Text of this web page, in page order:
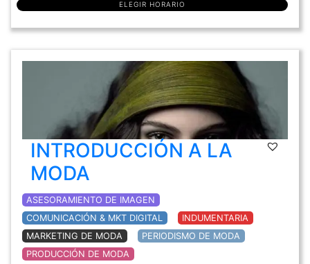
ELEGIR HORARIO
INTRODUCCIÓN A LA
MODA
ASESORAMIENTO DE IMAGEN
COMUNICACIÓN & MKT DIGITAL
INDUMENTARIA
MARKETING DE MODA
PERIODISMO DE MODA
PRODUCCIÓN DE MODA